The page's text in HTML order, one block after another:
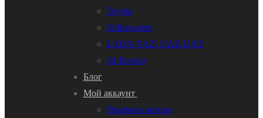
Toyota
Volkswagen
LADA-VAZ- GAZ-UAZ
3d Колеса
Блог
Мой аккаунт
Профиль автора